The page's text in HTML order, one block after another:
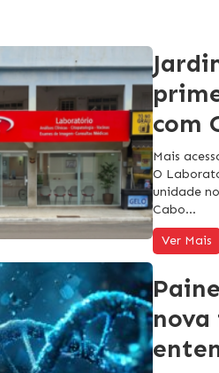
com
Mais
O
unidade
Cabo…
Ver Mais
nova